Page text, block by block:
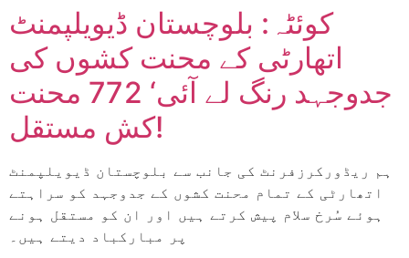
کوئٹہ: بلوچستان ڈیویلپمنٹ
اتھارٹی کے محنت کشوں کی
جدوجہد رنگ لے آئی‘ 772 محنت
کش مستقل!
ہم ریڈورکرزفرنٹ کی جانب سے بلوچستان ڈیویلپمنٹ
اتھارٹی کے تمام محنت کشوں کے جدوجہد کو سراہتے
ہوئے سُرخ سلام پیش کرتے ہیں اور ان کو مستقل ہونے
پر مبارکباد دیتے ہیں۔